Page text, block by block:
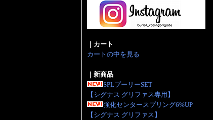
｜カート
カートの中を見る
｜新商品
SPLプーリーSET
【シグナス グリファス専用】
強化センタースプリング6%UP
【シグナス グリファス】